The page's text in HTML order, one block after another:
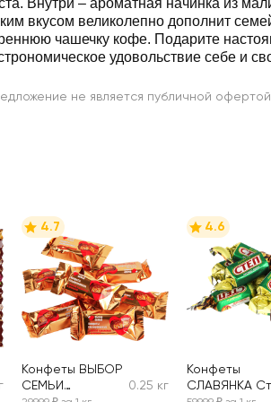
Внутри – ароматная начинка из
вкусом великолепно дополнит
чашечку кофе. Подарите
удовольствие себе и
не является публичной офертой
4.7
Конфеты ВЫБОР
СЕМЬИ
0.25 кг
4.6
Конфеты
СЛАВЯНКА